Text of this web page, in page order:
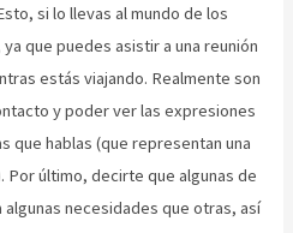
si lo llevas al mundo de los
que puedes asistir a una reunión
estás viajando. Realmente son
y poder ver las expresiones
que hablas (que representan una
Por último, decirte que algunas de
necesidades que otras, así